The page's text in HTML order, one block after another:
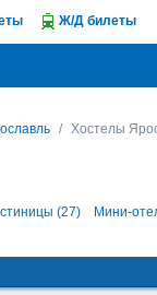
Ж/Д билеты
Хостелы
(27)
Мини-